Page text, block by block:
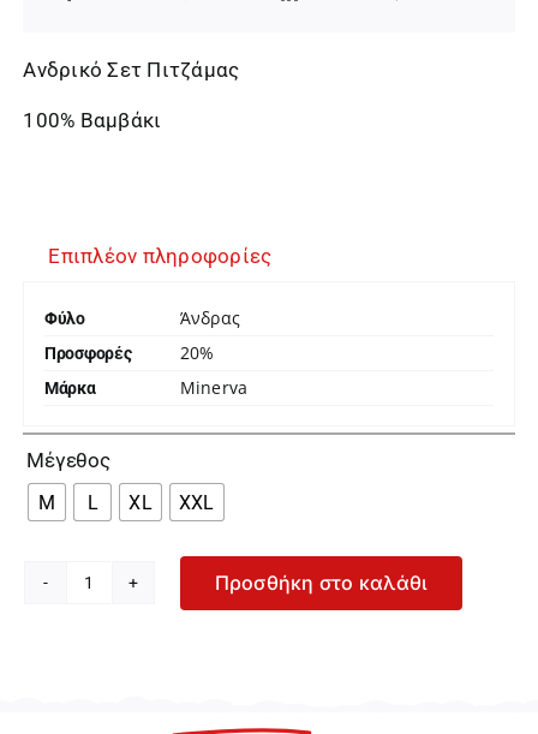
51,92 €.
Ανδρικό Σετ Πιτζάμας
100% Βαμβάκι
Επιπλέον πληροφορίες
Φύλο Άνδρας
Προσφορές 20%
Μάρκα Minerva
Μέγεθος
M L XL XXL
Minerva
Προσθήκη στο καλάθι